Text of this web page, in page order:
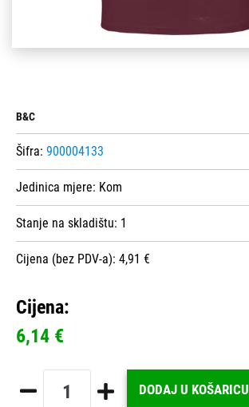
B&C
Šifra: 900004133
Jedinica mjere: Kom
Stanje na skladištu: 1
Cijena (bez PDV-a): 4,91 €
Cijena:
6,14 €
DODAJ U KOŠARICU